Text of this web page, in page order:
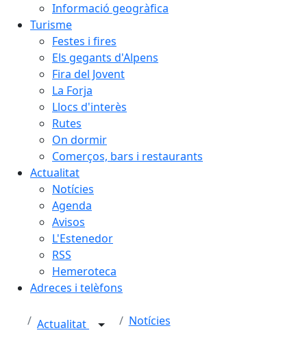
Informació geogràfica
Turisme
Festes i fires
Els gegants d'Alpens
Fira del Jovent
La Forja
Llocs d'interès
Rutes
On dormir
Comerços, bars i restaurants
Actualitat
Notícies
Agenda
Avisos
L'Estenedor
RSS
Hemeroteca
Adreces i telèfons
Actualitat Notícies